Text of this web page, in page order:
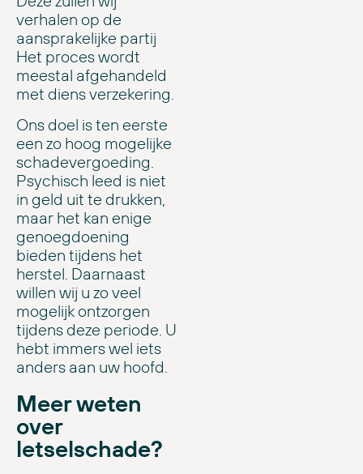
verhalen op de
aansprakelijke partij
Het proces wordt
meestal afgehandeld
met diens verzekering.
Ons doel is ten eerste
een zo hoog mogelijke
schadevergoeding.
Psychisch leed is niet
in geld uit te drukken,
maar het kan enige
genoegdoening
bieden tijdens het
herstel. Daarnaast
willen wij u zo veel
mogelijk ontzorgen
tijdens deze periode. U
hebt immers wel iets
anders aan uw hoofd.
Meer weten
over
letselschade?